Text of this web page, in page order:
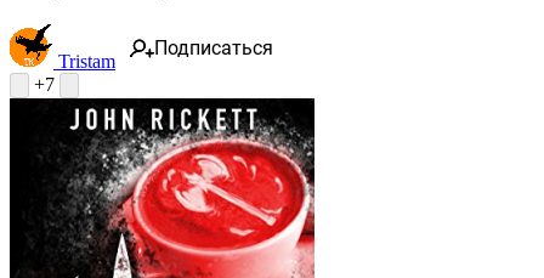
Tristam
Подписаться
+7